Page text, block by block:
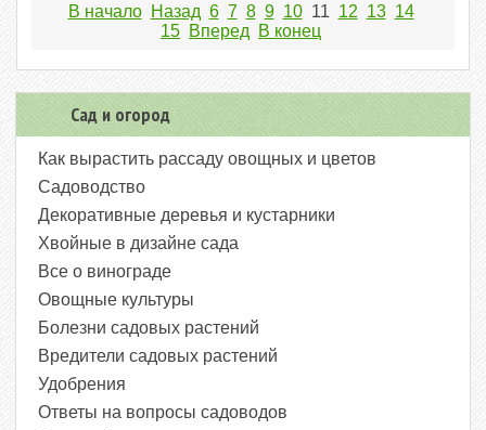
В начало Назад 6 7 8 9 10 11 12 13 14
15 Вперед В конец
Сад и огород
Как вырастить рассаду овощных и цветов
Садоводство
Декоративные деревья и кустарники
Хвойные в дизайне сада
Все о винограде
Овощные культуры
Болезни садовых растений
Вредители садовых растений
Удобрения
Ответы на вопросы садоводов